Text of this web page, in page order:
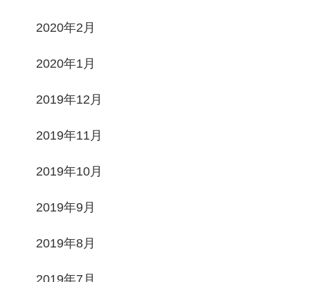
2020年2月
2020年1月
2019年12月
2019年11月
2019年10月
2019年9月
2019年8月